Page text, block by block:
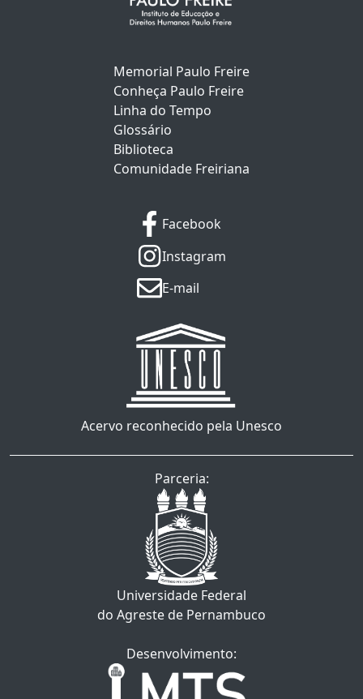
Memorial Paulo Freire
Conheça Paulo Freire
Linha do Tempo
Glossário
Biblioteca
Comunidade Freiriana
Facebook
Instagram
E-mail
Acervo reconhecido pela Unesco
Parceria:
Universidade Federal
do Agreste de Pernambuco
Desenvolvimento: